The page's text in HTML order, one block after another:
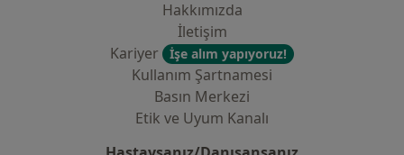
Hakkımızda
İletişim
Kariyer
İşe alım yapıyoruz!
Kullanım Şartnamesi
Basın Merkezi
Etik ve Uyum Kanalı